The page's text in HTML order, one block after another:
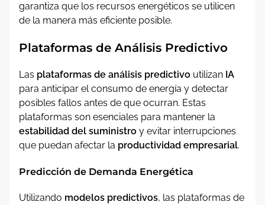
garantiza que los recursos energéticos se utilicen
de la manera más eficiente posible.
Plataformas de Análisis Predictivo
Las plataformas de análisis predictivo utilizan IA
para anticipar el consumo de energía y detectar
posibles fallos antes de que ocurran. Estas
plataformas son esenciales para mantener la
estabilidad del suministro y evitar interrupciones
que puedan afectar la productividad empresarial.
Predicción de Demanda Energética
Utilizando modelos predictivos, las plataformas de